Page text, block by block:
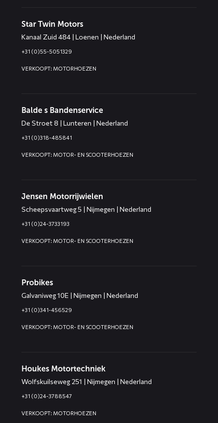
Star Twin Motors
Kanaal Zuid 484 | Loenen | Nederland
+31 (0)55-5051329
VERKOOPT: MOTORHOEZEN
Balde s Bandenservice
De Stroet 8 | Lunteren | Nederland
+31 (0)318-485841
VERKOOPT: MOTOR- EN SCOOTERHOEZEN
Jensen Motorrijwielen
Scheepsvaartweg 5 | Nijmegen | Nederland
+31 (0)24-3733193
VERKOOPT: MOTOR- EN SCOOTERHOEZEN
Probikes
Galvaniweg 10E | Nijmegen | Nederland
+31 (0)341-456529
VERKOOPT: MOTOR- EN SCOOTERHOEZEN
Houkes Motortechniek
Wolfskuilseweg 251 | Nijmegen | Nederland
+31 (0)24-3788547
VERKOOPT: MOTORHOEZEN